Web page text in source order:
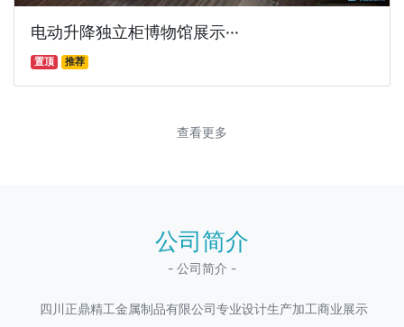
电动升降独立柜博物馆展示···
置顶 推荐
查看更多
公司简介
- 公司简介 -
四川正鼎精工金属制品有限公司专业设计生产加工商业展示